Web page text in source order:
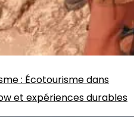
: Écotourisme dans
et expériences durables